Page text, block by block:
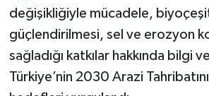
değişikliğiyle mücadele,
güçlendirilmesi, sel ve erozyon
sağladığı katkılar hakkında bilgi
Türkiye’nin 2030 Arazi